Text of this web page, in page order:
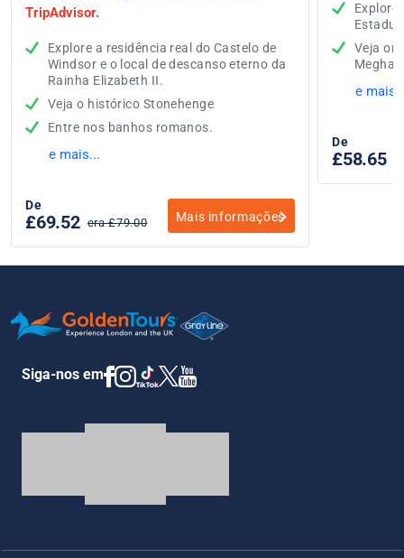
TripAdvisor.
Explore a residência real do Castelo de
Windsor e o local de descanso eterno da
Rainha Elizabeth II.
Veja o histórico Stonehenge
Entre nos banhos romanos.
e mais...
De
£69.52 era £79.00 Mais informações
Explore
Veja
e
De
£58.65
Siga-nos em